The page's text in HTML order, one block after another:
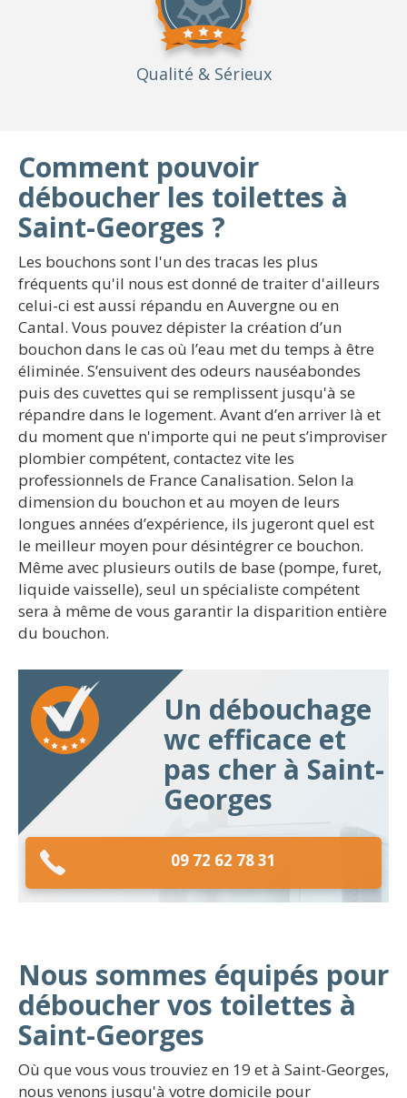
Qualité & Sérieux
Comment pouvoir
déboucher les toilettes à
Saint-Georges ?
Les bouchons sont l'un des tracas les plus
fréquents qu'il nous est donné de traiter d'ailleurs
celui-ci est aussi répandu en Auvergne ou en
Cantal. Vous pouvez dépister la création d’un
bouchon dans le cas où l’eau met du temps à être
éliminée. S’ensuivent des odeurs nauséabondes
puis des cuvettes qui se remplissent jusqu'à se
répandre dans le logement. Avant d’en arriver là et
du moment que n'importe qui ne peut s’improviser
plombier compétent, contactez vite les
professionnels de France Canalisation. Selon la
dimension du bouchon et au moyen de leurs
longues années d’expérience, ils jugeront quel est
le meilleur moyen pour désintégrer ce bouchon.
Même avec plusieurs outils de base (pompe, furet,
liquide vaisselle), seul un spécialiste compétent
sera à même de vous garantir la disparition entière
du bouchon.
Un débouchage
wc efficace et
pas cher à Saint-
Georges
09 72 62 78 31
Nous sommes équipés pour
déboucher vos toilettes à
Saint-Georges
Où que vous vous trouviez en 19 et à Saint-Georges,
nous venons jusqu'à votre domicile pour